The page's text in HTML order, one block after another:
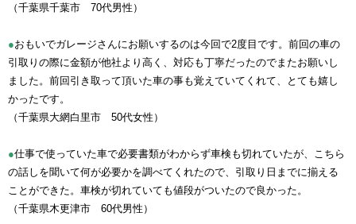
（千葉県千葉市 70代男性）
●おもいでガレージさんにお願いするのは今回で2度目です。前回の車の
引取りの際に金額が他社より高く、対応も丁寧だったのでまたお願いし
ました。前回引き取って頂いた車の事も覚えていてくれて、とても嬉し
かったです。
（千葉県大網白里市 50代女性）
●仕事で使っていた車で必要書類がわからず車検も切れていたが、こちら
の話しを聞いて何が必要かを調べてくれたので、引取り日までに揃える
ことができた。車検が切れていても値段がついたので良かった。
（千葉県木更津市 60代男性）